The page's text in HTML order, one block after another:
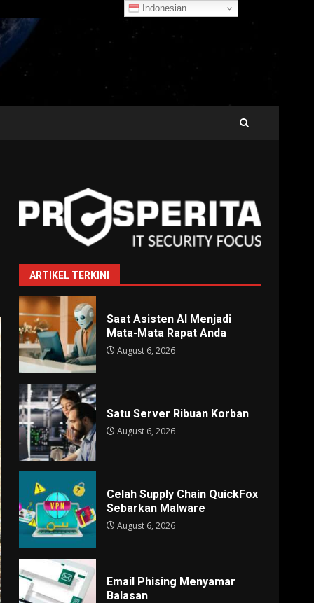
ARTIKEL TERKINI
Saat Asisten AI Menjadi
Mata-Mata Rapat Anda
August 6, 2026
Satu Server Ribuan Korban
August 6, 2026
Celah Supply Chain QuickFox
Sebarkan Malware
August 6, 2026
Email Phising Menyamar
Balasan
Indonesian